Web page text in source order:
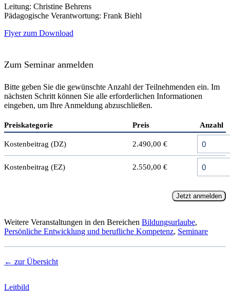
Leitung: Christine Behrens
Pädagogische Verantwortung: Frank Biehl
Flyer zum Download
Zum Seminar anmelden
Bitte geben Sie die gewünschte Anzahl der Teilnehmenden ein. Im
nächsten Schritt können Sie alle erforderlichen Informationen
eingeben, um Ihre Anmeldung abzuschließen.
Preiskategorie Preis Anzahl
Kostenbeitrag (DZ) 2.490,00 €
Kostenbeitrag (EZ) 2.550,00 €
Jetzt anmelden
Weitere Veranstaltungen in den Bereichen Bildungsurlaube,
Persönliche Entwicklung und berufliche Kompetenz, Seminare
← zur Übersicht
Leitbild